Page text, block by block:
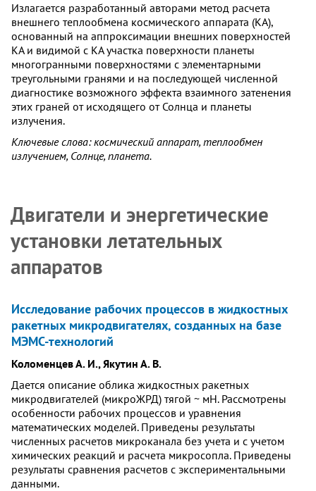
Излагается разработанный авторами метод расчета
внешнего теплообмена космического аппарата (КА),
основанный на аппроксимации внешних поверхностей
КА и видимой с КА участка поверхности планеты
многогранными поверхностями с элементарными
треугольными гранями и на последующей численной
диагностике возможного эффекта взаимного затенения
этих граней от исходящего от Солнца и планеты
излучения.
Ключевые слова: космический аппарат, теплообмен
излучением, Солнце, планета.
Двигатели и энергетические
установки летательных
аппаратов
Исследование рабочих процессов в жидкостных
ракетных микродвигателях, созданных на базе
МЭМС-технологий
Коломенцев А. И., Якутин А. В.
Дается описание облика жидкостных ракетных
микродвигателей (микроЖРД) тягой ~ мН. Рассмотрены
особенности рабочих процессов и уравнения
математических моделей. Приведены результаты
численных расчетов микроканала без учета и с учетом
химических реакций и расчета микросопла. Приведены
результаты сравнения расчетов с экспериментальными
данными.